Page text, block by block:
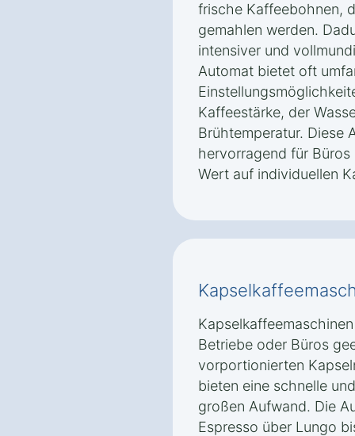
frische Kaffeebohnen,
gemahlen werden.
intensiver und
Automat bietet oft
Kaffeestärke, der
Brühtemperatur. Diese
hervorragend für
Wert auf individuellen
Betriebe oder Büros
vorportionierten
bieten eine schnelle
großen Aufwand. Die
Espresso über Lungo